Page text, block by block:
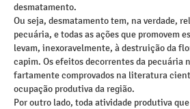
desmatamento.
Ou seja, desmatamento tem, na verdade,
pecuária, e todas as ações que promovem
levam, inexoravelmente, à destruição da
capim. Os efeitos decorrentes da pecuária
fartamente comprovados na literatura
ocupação produtiva da região.
Por outro lado, toda atividade produtiva